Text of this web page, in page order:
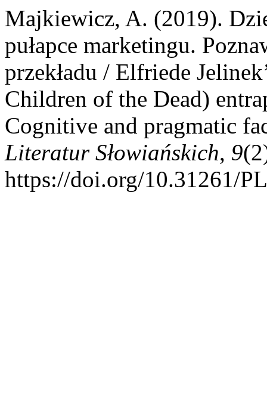
Majkiewicz, A. (2019).
pułapce marketingu.
przekładu / Elfriede
Children of the Dead)
Cognitive and pragmatic
Literatur Słowiańskich, 9
https://doi.org/10.31261/